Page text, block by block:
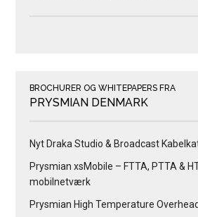
BROCHURER OG WHITEPAPERS FRA
PRYSMIAN DENMARK
Nyt Draka Studio & Broadcast
Prysmian xsMobile – FTTA, PTTA &
mobilnetværk
Prysmian High Temperature